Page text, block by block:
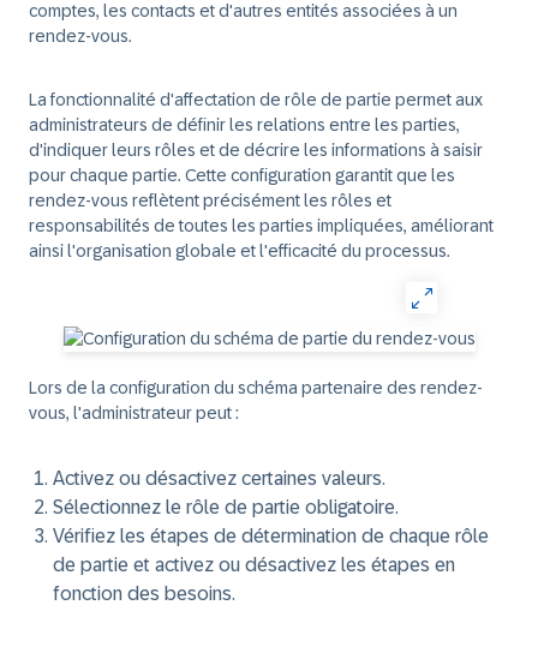
comptes, les contacts et d'autres entités associées à un
rendez-vous.
La fonctionnalité d'affectation de rôle de partie permet aux
administrateurs de définir les relations entre les parties,
d'indiquer leurs rôles et de décrire les informations à saisir
pour chaque partie. Cette configuration garantit que les
rendez-vous reflètent précisément les rôles et
responsabilités de toutes les parties impliquées, améliorant
ainsi l'organisation globale et l'efficacité du processus.
Lors de la configuration du schéma partenaire des rendez-
vous, l'administrateur peut :
Activez ou désactivez certaines valeurs.
Sélectionnez le rôle de partie obligatoire.
Vérifiez les étapes de détermination de chaque rôle
de partie et activez ou désactivez les étapes en
fonction des besoins.